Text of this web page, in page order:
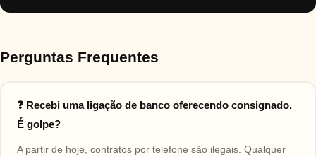
Perguntas Frequentes
❓ Recebi uma ligação de banco oferecendo consignado.
É golpe?
A partir de hoje, contratos por telefone são ilegais. Qualquer